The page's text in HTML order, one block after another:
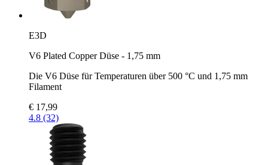
E3D
V6 Plated Copper Düse - 1,75 mm
Die V6 Düse für Temperaturen über 500 °C und 1,75 mm
Filament
€ 17,99
4.8 (32)